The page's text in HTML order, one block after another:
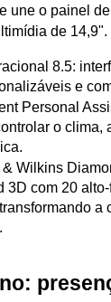
une o painel
de 14,9".
8.5:
e
Personal
o clima,
Wilkins
3D com 20
a